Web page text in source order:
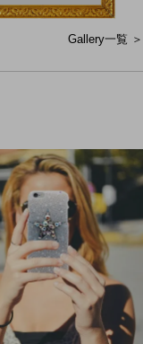
Gallery一覧 ＞